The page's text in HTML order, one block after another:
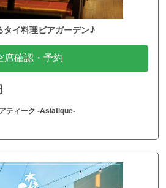
イ料理ビアガーデン♪
席確認・予約
ティーク ‐Asiatique‐